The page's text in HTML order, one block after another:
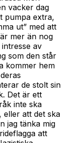
vacker dag
pumpa extra,
ut” med att
mer än nog
av
som den står
kommer hem
de stolt sin
Det är ett
inte ska
att det ska
jag tänka mig
att